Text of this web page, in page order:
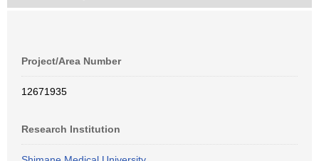
Project/Area Number
12671935
Research Institution